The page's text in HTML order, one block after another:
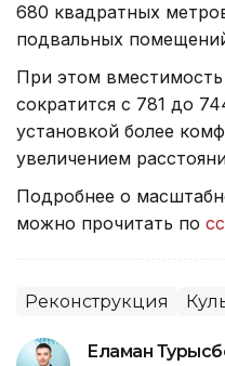
680 квадратных
подвальных
При этом вместимость
сократится с 781 до
установкой более
увеличением
Подробнее о
можно прочитать по
Реконструкция
Еламан